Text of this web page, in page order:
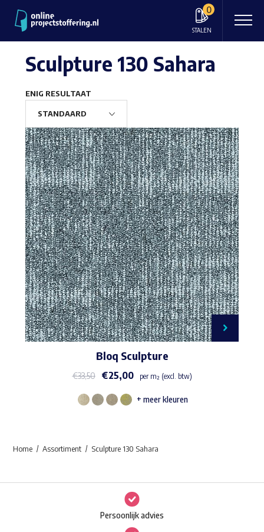
0
STALEN
Sculpture 130 Sahara
ENIG RESULTAAT
Bloq Sculpture
€33,50 €25,00 per m² (excl. btw)
Dit
Deze
optie
kan
+ meer kleuren
Home Assortiment Sculpture 130 Sahara
Persoonlijk advies